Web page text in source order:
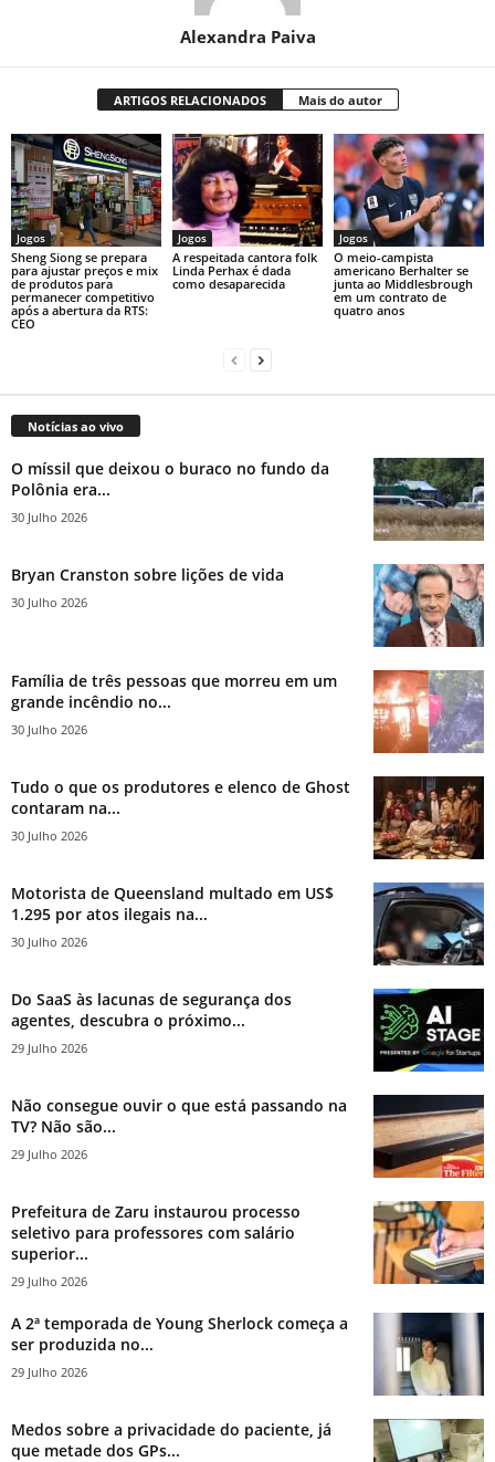
Alexandra Paiva
ARTIGOS RELACIONADOS Mais do autor
Jogos
Sheng Siong se prepara
para ajustar preços e mix
de produtos para
permanecer competitivo
após a abertura da RTS:
CEO
Jogos
A respeitada cantora folk
Linda Perhax é dada
como desaparecida
Jogos
O meio-campista
americano Berhalter se
junta ao Middlesbrough
em um contrato de
quatro anos
Notícias ao vivo
O míssil que deixou o buraco no fundo da
Polônia era...
30 Julho 2026
Bryan Cranston sobre lições de vida
30 Julho 2026
Família de três pessoas que morreu em um
grande incêndio no...
30 Julho 2026
Tudo o que os produtores e elenco de Ghost
contaram na...
30 Julho 2026
Motorista de Queensland multado em US$
1.295 por atos ilegais na...
30 Julho 2026
Do SaaS às lacunas de segurança dos
agentes, descubra o próximo...
29 Julho 2026
Não consegue ouvir o que está passando na
TV? Não são...
29 Julho 2026
Prefeitura de Zaru instaurou processo
seletivo para professores com salário
superior...
29 Julho 2026
A 2ª temporada de Young Sherlock começa a
ser produzida no...
29 Julho 2026
Medos sobre a privacidade do paciente, já
que metade dos GPs...